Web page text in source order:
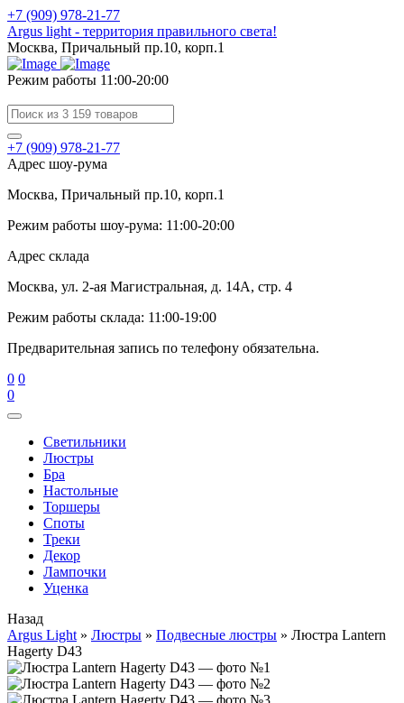
+7 (909) 978-21-77
Argus light - территория правильного света!
Москва, Причальный пр.10, корп.1
Режим работы 11:00-20:00
+7 (909) 978-21-77
Адрес шоу-рума
Москва, Причальный пр.10, корп.1
Режим работы шоу-рума: 11:00-20:00
Адрес склада
Москва, ул. 2-ая Магистральная, д. 14А, стр. 4
Режим работы склада: 11:00-19:00
Предварительная запись по телефону обязательна.
0 0
0
Cветильники
Люстры
Бра
Настольные
Торшеры
Споты
Треки
Декор
Лампочки
Уценка
Назад
Argus Light » Люстры » Подвесные люстры » Люстра Lantern
Hagerty D43